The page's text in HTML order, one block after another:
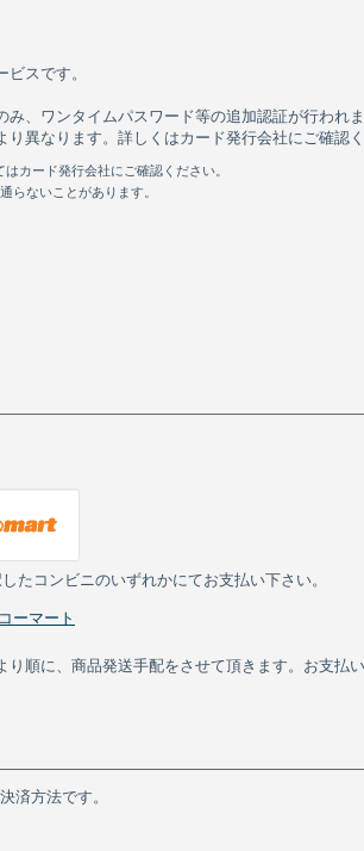
スです。
、ワンタイムパスワード等の追加認証が行われま
異なります。詳しくはカード発行会社にご確認く
カード発行会社にご確認ください。
らないことがあります。
たコンビニのいずれかにてお支払い下さい。
ーマート
順に、商品発送手配をさせて頂きます。お支払
済方法です。